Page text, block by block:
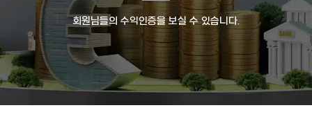
회원님들의 수익인증을 보실 수 있습니다.